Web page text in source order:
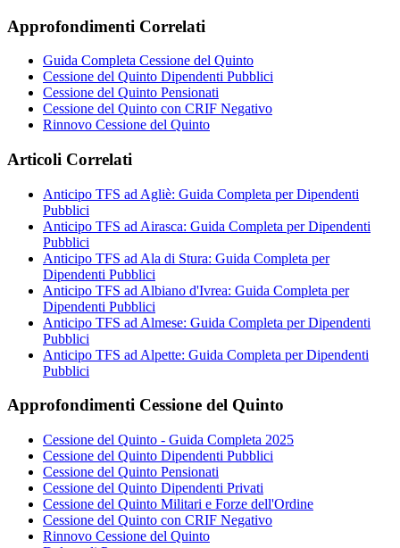
Approfondimenti Correlati
Guida Completa Cessione del Quinto
Cessione del Quinto Dipendenti Pubblici
Cessione del Quinto Pensionati
Cessione del Quinto con CRIF Negativo
Rinnovo Cessione del Quinto
Articoli Correlati
Anticipo TFS ad Agliè: Guida Completa per Dipendenti
Pubblici
Anticipo TFS ad Airasca: Guida Completa per Dipendenti
Pubblici
Anticipo TFS ad Ala di Stura: Guida Completa per
Dipendenti Pubblici
Anticipo TFS ad Albiano d'Ivrea: Guida Completa per
Dipendenti Pubblici
Anticipo TFS ad Almese: Guida Completa per Dipendenti
Pubblici
Anticipo TFS ad Alpette: Guida Completa per Dipendenti
Pubblici
Approfondimenti Cessione del Quinto
Cessione del Quinto - Guida Completa 2025
Cessione del Quinto Dipendenti Pubblici
Cessione del Quinto Pensionati
Cessione del Quinto Dipendenti Privati
Cessione del Quinto Militari e Forze dell'Ordine
Cessione del Quinto con CRIF Negativo
Rinnovo Cessione del Quinto